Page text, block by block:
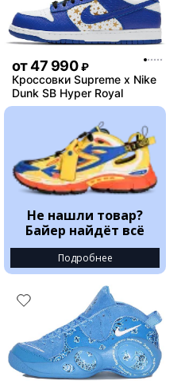
от47 990 ₽
Кроссовки Supreme x Nike
Dunk SB Hyper Royal
Не нашли товар?
Байер найдёт всё
Подробнее